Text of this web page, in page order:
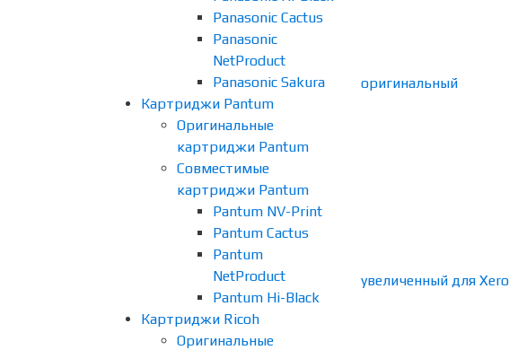
Panasonic Cactus
Panasonic
NetProduct
Panasonic Sakura
Картриджи Pantum
Оригинальные
картриджи Pantum
Совместимые
картриджи Pantum
Pantum NV-Print
Pantum Cactus
Pantum
NetProduct
Pantum Hi-Black
Картриджи Ricoh
Оригинальные